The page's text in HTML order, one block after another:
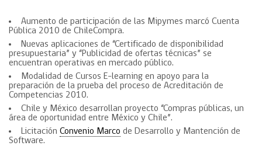
Aumento de participación de las Mipymes marcó Cuenta
Pública 2010 de ChileCompra.
Nuevas aplicaciones de “Certificado de disponibilidad
presupuestaria” y “Publicidad de ofertas técnicas” se
encuentran operativas en mercado público.
Modalidad de Cursos E-learning en apoyo para la
preparación de la prueba del proceso de Acreditación de
Competencias 2010.
Chile y México desarrollan proyecto “Compras públicas, un
área de oportunidad entre México y Chile”.
Licitación Convenio Marco de Desarrollo y Mantención de
Software.